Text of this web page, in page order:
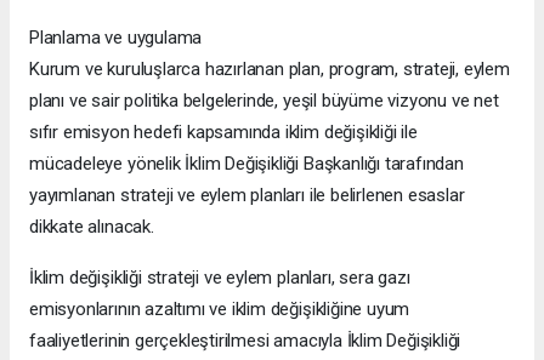
Planlama ve uygulama
Kurum ve kuruluşlarca hazırlanan plan, program, strateji, eylem
planı ve sair politika belgelerinde, yeşil büyüme vizyonu ve net
sıfır emisyon hedefi kapsamında iklim değişikliği ile
mücadeleye yönelik İklim Değişikliği Başkanlığı tarafından
yayımlanan strateji ve eylem planları ile belirlenen esaslar
dikkate alınacak.
İklim değişikliği strateji ve eylem planları, sera gazı
emisyonlarının azaltımı ve iklim değişikliğine uyum
faaliyetlerinin gerçekleştirilmesi amacıyla İklim Değişikliği